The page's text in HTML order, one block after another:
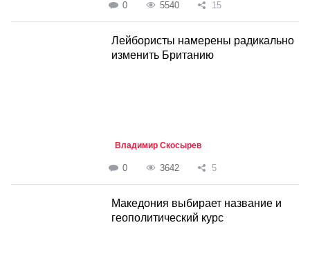
0 5540 15
Лейбористы намерены радикально
изменить Британию
Владимир Скосырев
0 3642 5
Македония выбирает название и
геополитический курс